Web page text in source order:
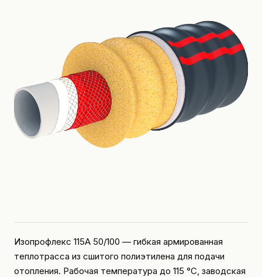
Изопрофлекс 115А 50/100 — гибкая армированная
теплотрасса из сшитого полиэтилена для подачи
отопления. Рабочая температура до 115 °C, заводская